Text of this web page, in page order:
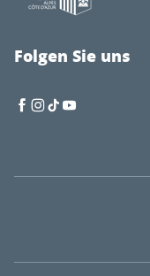
Folgen Sie uns